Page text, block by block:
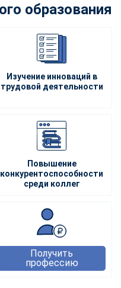
образования
Изучение инноваций в
трудовой деятельности
Повышение
конкурентоспособности
среди коллег
Получить
профессию